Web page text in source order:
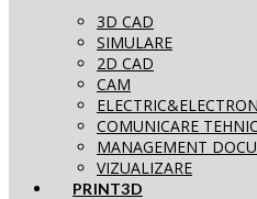
3D CAD
SIMULARE
2D CAD
CAM
COMUNICARE
MANAGEMENT
VIZUALIZARE
PRINT3D